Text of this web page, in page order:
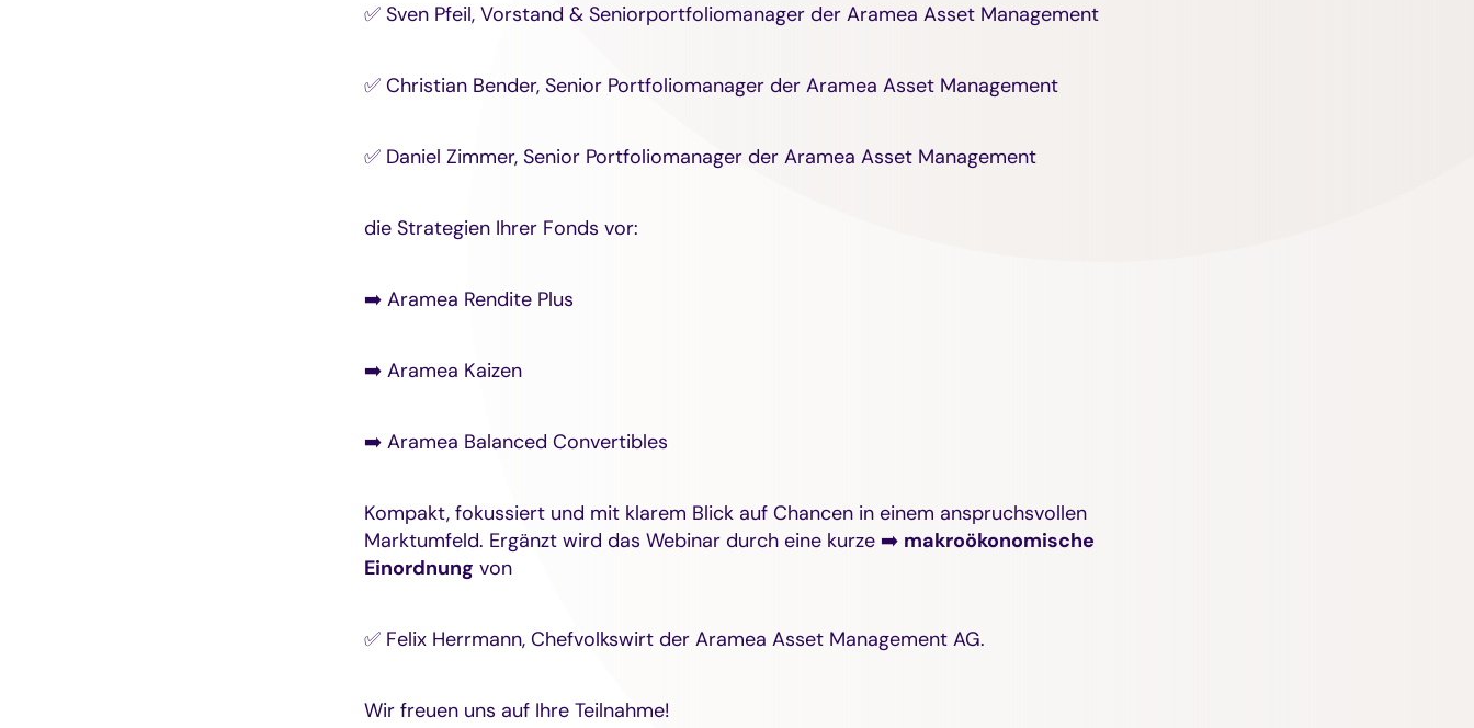
✅ Sven Pfeil, Vorstand & Seniorportfoliomanager der Aramea Asset Management
✅ Christian Bender, Senior Portfoliomanager der Aramea Asset Management
✅ Daniel Zimmer, Senior Portfoliomanager der Aramea Asset Management
die Strategien Ihrer Fonds vor:
➡️ Aramea Rendite Plus
➡️ Aramea Kaizen
➡️ Aramea Balanced Convertibles
Kompakt, fokussiert und mit klarem Blick auf Chancen in einem anspruchsvollen
Marktumfeld. Ergänzt wird das Webinar durch eine kurze ➡️ makroökonomische
Einordnung von
✅ Felix Herrmann, Chefvolkswirt der Aramea Asset Management AG.
Wir freuen uns auf Ihre Teilnahme!